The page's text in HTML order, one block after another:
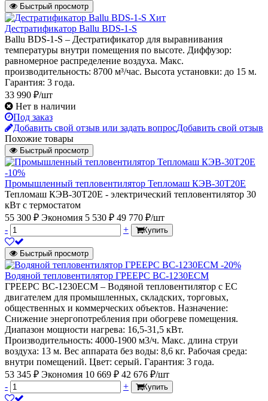
Быстрый просмотр
Хит
Дестратификатор Ballu BDS-1-S
Ballu BDS-1-S – Дестратификатор для выравнивания
температуры внутри помещения по высоте. Диффузор:
равномерное распределение воздуха. Макс.
производительность: 8700 м³/час. Высота установки: до 15 м.
Гарантия: 3 года.
33 990 ₽/шт
Нет в наличии
Под заказ
Добавить свой отзыв или задать вопросДобавить свой отзыв
Похожие товары
Быстрый просмотр
-10%
Промышленный тепловентилятор Тепломаш КЭВ-30Т20Е
Тепломаш КЭВ-30Т20Е - электрический тепловентилятор 30
кВт с термостатом
55 300 ₽ Экономия 5 530 ₽ 49 770 ₽/шт
-
+ Купить
Быстрый просмотр
-20%
Водяной тепловентилятор ГРЕЕРС ВС-1230ЕСМ
ГРЕЕРС ВС-1230ЕСМ – Водяной тепловентилятор с ЕС
двигателем для промышленных, складских, торговых,
общественных и коммерческих объектов. Назначение:
Снижение энергопотребления при обогреве помещения.
Диапазон мощности нагрева: 16,5-31,5 кВт.
Производительность: 4000-1900 м3/ч. Макс. длина струи
воздуха: 13 м. Вес аппарата без воды: 8,6 кг. Рабочая среда:
внутри помещений. Цвет: серый. Гарантия: 3 года.
53 345 ₽ Экономия 10 669 ₽ 42 676 ₽/шт
-
+ Купить